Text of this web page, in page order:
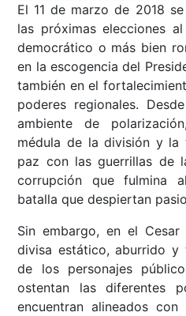
El 11 de marzo de 2018
las próximas elecciones
democrático o más bien
en la escogencia del
también en el
poderes regionales.
ambiente de
médula de la división y la
paz con las guerrillas de
corrupción que fulmina
batalla que despiertan
Sin embargo, en el
divisa estático, aburrido y
de los personajes
ostentan las diferentes
encuentran alineados